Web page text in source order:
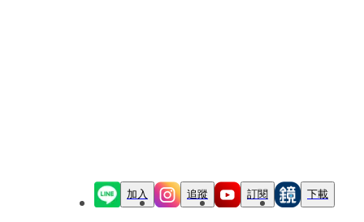
加入 追蹤 訂閱 下載